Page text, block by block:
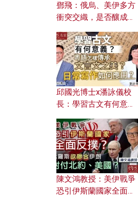
鄧飛：俄烏、美伊多方
衝突交織，是否釀成世
風險攻擊美軍，背後有
何盤算？
邱國光博士x潘詠儀校
長：學習古文有何意
文之美？ 日常寫作如何
應用？
陳文鴻教授：美伊戰爭
恐引伊斯蘭國家全面反